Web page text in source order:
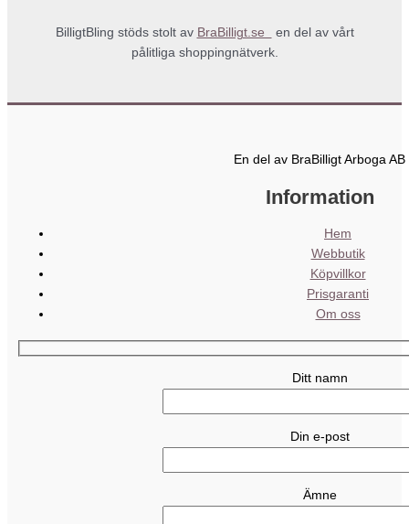
BilligtBling stöds stolt av BraBilligt.se
en del av vårt
pålitliga shoppingnätverk.
En del av BraBilligt Arboga AB
Information
Hem
Webbutik
Köpvillkor
Prisgaranti
Om oss
Ditt namn
Din e-post
Ämne